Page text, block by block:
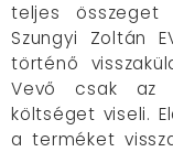
teljes összeget
Szungyi Zoltán
történő
Vevő csak az
költséget viseli.
a terméket